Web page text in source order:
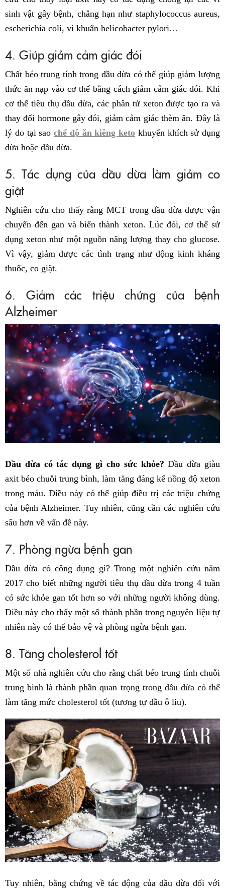
sinh vật gây bệnh, chẳng hạn như staphylococcus aureus,
escherichia coli, vi khuẩn helicobacter pylori…
4. Giúp giảm cảm giác đói
Chất béo trung tính trong dầu dừa có thể giúp giảm lượng
thức ăn nạp vào cơ thể bằng cách giảm cảm giác đói. Khi
cơ thể tiêu thụ dầu dừa, các phân tử xeton được tạo ra và
thay đổi hormone gây đói, giảm cảm giác thèm ăn. Đây là
lý do tại sao chế độ ăn kiêng keto khuyến khích sử dụng
dừa hoặc dầu dừa.
5. Tác dụng của dầu dừa làm giảm co
giật
Nghiên cứu cho thấy rằng MCT trong dầu dừa được vận
chuyển đến gan và biến thành xeton. Lúc đói, cơ thể sử
dụng xeton như một nguồn năng lượng thay cho glucose.
Vì vậy, giảm được các tình trạng như động kinh kháng
thuốc, co giật.
6. Giảm các triệu chứng của bệnh
Alzheimer
Dầu dừa có tác dụng gì cho sức khỏe? Dầu dừa giàu
axit béo chuỗi trung bình, làm tăng đáng kể nồng độ xeton
trong máu. Điều này có thể giúp điều trị các triệu chứng
của bệnh Alzheimer. Tuy nhiên, cũng cần các nghiên cứu
sâu hơn về vấn đề này.
7. Phòng ngừa bệnh gan
Dầu dừa có công dụng gì? Trong một nghiên cứu năm
2017 cho biết những người tiêu thụ dầu dừa trong 4 tuần
có sức khỏe gan tốt hơn so với những người không dùng.
Điều này cho thấy một số thành phần trong nguyên liệu tự
nhiên này có thể bảo vệ và phòng ngừa bệnh gan.
8. Tăng cholesterol tốt
Một số nhà nghiên cứu cho rằng chất béo trung tính chuỗi
trung bình là thành phần quan trọng trong dầu dừa có thể
làm tăng mức cholesterol tốt (tương tự dầu ô liu).
Tuy nhiên, bằng chứng về tác động của dầu dừa đối với